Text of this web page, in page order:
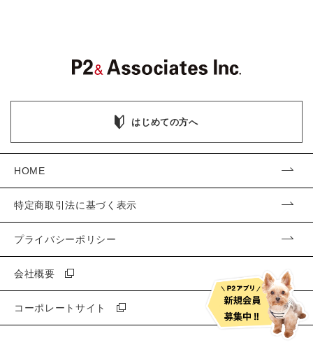
はじめての方へ
HOME
特定商取引法に基づく表示
プライバシーポリシー
会社概要
コーポレートサイト